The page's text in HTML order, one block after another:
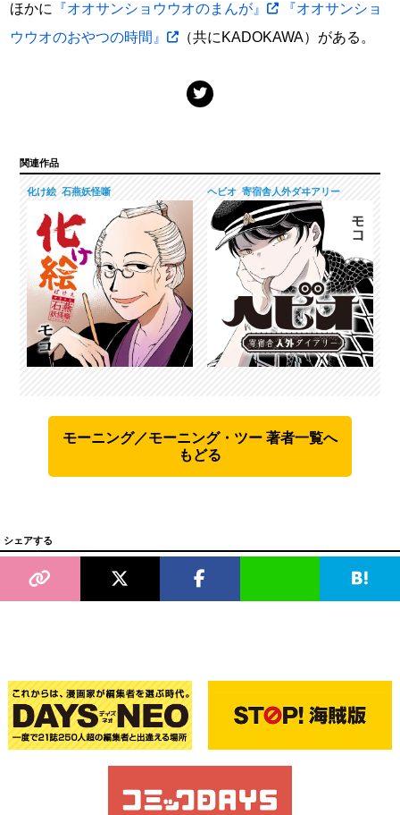
ほかに
『オオサンショウウオのまんが』
『オオサンショ
ウウオのおやつの時間』
（共にKADOKAWA）がある。
関連作品
化け絵 石燕妖怪噺 ヘビオ 寄宿舎人外ダヰアリー
モーニング／モーニング・ツー 著者一覧へ
もどる
シェアする